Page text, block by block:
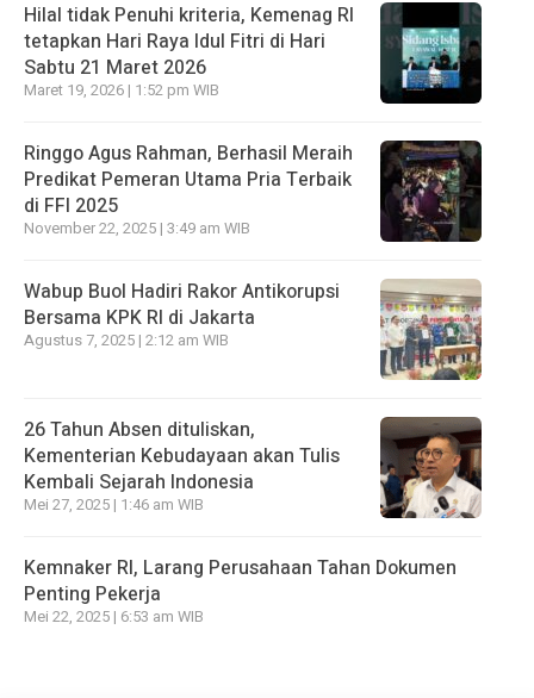
Hilal tidak Penuhi kriteria, Kemenag RI
tetapkan Hari Raya Idul Fitri di Hari
Sabtu 21 Maret 2026
Maret 19, 2026 | 1:52 pm WIB
Ringgo Agus Rahman, Berhasil Meraih
Predikat Pemeran Utama Pria Terbaik
di FFI 2025
November 22, 2025 | 3:49 am WIB
Wabup Buol Hadiri Rakor Antikorupsi
Bersama KPK RI di Jakarta
Agustus 7, 2025 | 2:12 am WIB
26 Tahun Absen dituliskan,
Kementerian Kebudayaan akan Tulis
Kembali Sejarah Indonesia
Mei 27, 2025 | 1:46 am WIB
Kemnaker RI, Larang Perusahaan Tahan Dokumen
Penting Pekerja
Mei 22, 2025 | 6:53 am WIB